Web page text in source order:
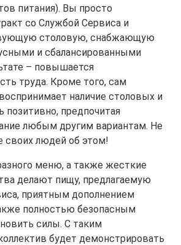
питания). Вы просто
со Службой Сервиса и
столовую, снабжающую
и сбалансированными
– повышается
труда. Кроме того, сам
наличие столовых и
позитивно, предпочитая
любым другим вариантам. Не
своих людей об этом!
меню, а также жесткие
делают пищу, предлагаемую
приятным дополнением
полностью безопасным
силы. С таким
будет демонстрировать